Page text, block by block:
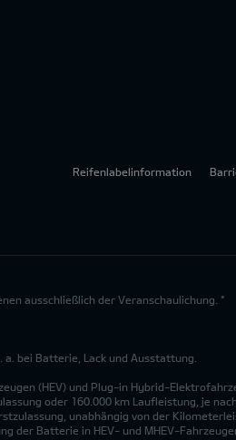
Reifenlabelinformation
ausschließlich der Veranschaulichung. *
bei Batterie, Lack und Ausstattung.
(HEV) und Plug-in Hybrid-
oder 160.000 km Laufleistung, je
unabhängig von der
Batterie in HEV- und MHEV-